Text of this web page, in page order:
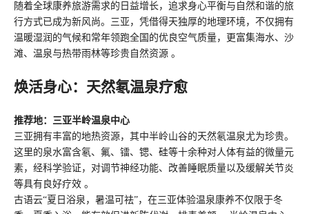
随着全球康养旅游需求的日益增长，追求身心平衡与自然和谐的旅
行方式已成为新风尚。三亚，凭借得天独厚的地理环境，不仅拥有
温暖湿润的气候和常年领跑全国的优良空气质量，更富集海水、沙
滩、温泉与热带雨林等珍贵自然资源 。
焕活身心：天然氡温泉疗愈
推荐地：三亚半岭温泉中心
三亚拥有丰富的地热资源，其中半岭山谷的天然氡温泉尤为珍贵。
这里的泉水富含氡、氟、镭、锶、硅等十余种对人体有益的微量元
素，经科学验证，对调节神经功能、改善睡眠质量以及缓解关节炎
等具有良好疗效 。
古语云“夏日浴泉，暑温可祛”，在三亚体验温泉康养不仅限于冬